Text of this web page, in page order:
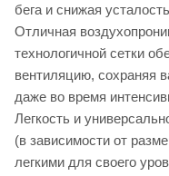
бега и снижая
Отличная
технологичной сетки
вентиляцию, сохраняя
даже во время
Легкость и
(в зависимости от
легкими для своего